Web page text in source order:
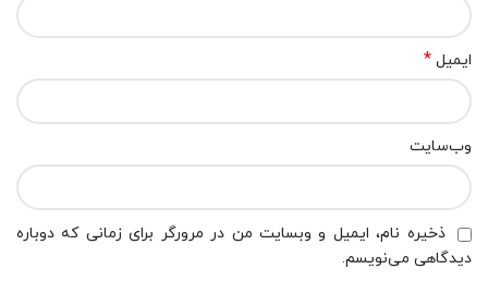
ایمیل *
وب‌سایت
ذخیره نام، ایمیل و وبسایت من در مرورگر برای زمانی که دوباره
دیدگاهی می‌نویسم.